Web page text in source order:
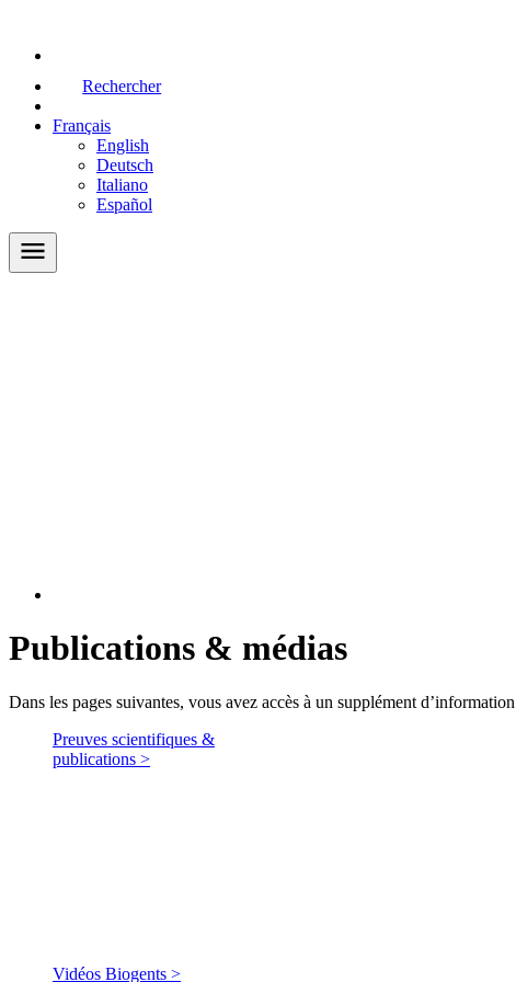
Rechercher
Français
English
Deutsch
Italiano
Español
Publications & médias
Dans les pages suivantes, vous avez accès à un supplément
Preuves scientifiques &
publications >
Vidéos Biogents >